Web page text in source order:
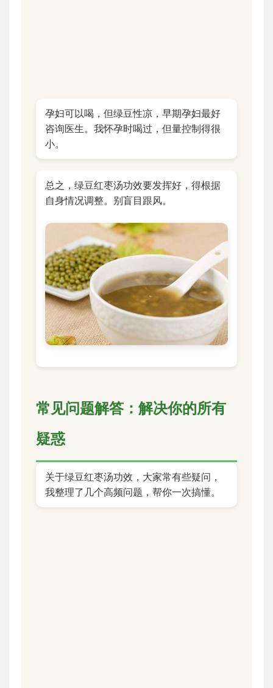
孕妇可以喝，但绿豆性凉，早期孕妇最好
咨询医生。我怀孕时喝过，但量控制得很
小。
总之，绿豆红枣汤功效要发挥好，得根据
自身情况调整。别盲目跟风。
常见问题解答：解决你的所有
疑惑
关于绿豆红枣汤功效，大家常有些疑问，
我整理了几个高频问题，帮你一次搞懂。